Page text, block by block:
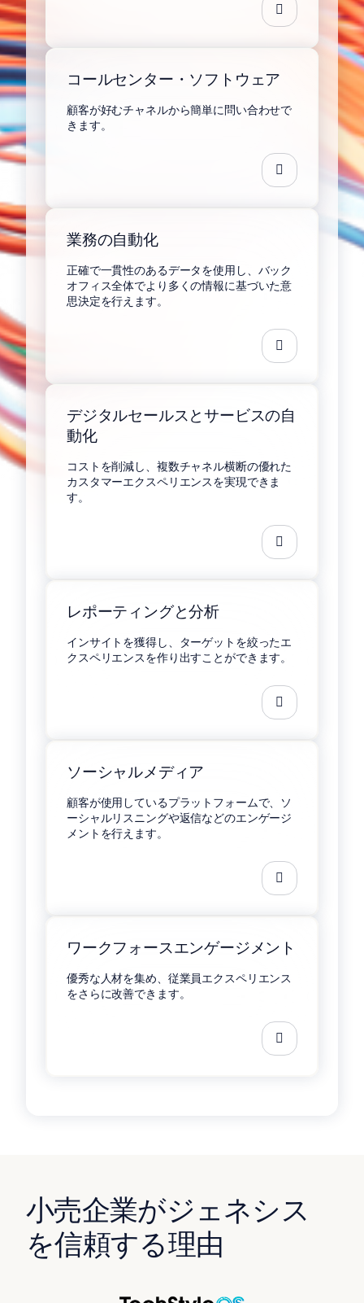
コールセンター・ソフトウェア
顧客が好むチャネルから簡単に問い合わせで
きます。
業務の自動化
正確で一貫性のあるデータを使用し、バック
オフィス全体でより多くの情報に基づいた意
思決定を行えます。
デジタルセールスとサービスの自
動化
コストを削減し、複数チャネル横断の優れた
カスタマーエクスペリエンスを実現できま
す。
レポーティングと分析
インサイトを獲得し、ターゲットを絞ったエ
クスペリエンスを作り出すことができます。
ソーシャルメディア
顧客が使用しているプラットフォームで、ソ
ーシャルリスニングや返信などのエンゲージ
メントを行えます。
ワークフォースエンゲージメント
優秀な人材を集め、従業員エクスペリエンス
をさらに改善できます。
小売企業がジェネシス
を信頼する理由